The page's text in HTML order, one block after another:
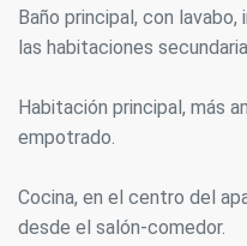
Baño principal, con
las habitaciones
Habitación principal, más
empotrado.
Cocina, en el centro del
desde el salón-comedor.
Modificar cookies
Técnicas y funcionales
información con la
Si continua navegando,
instalación de las mismas.